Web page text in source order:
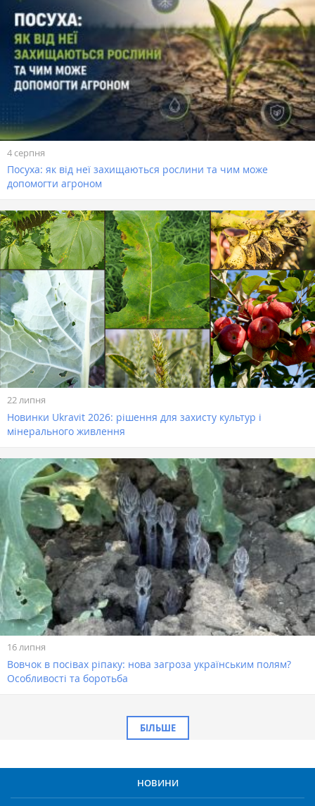
4 серпня
Посуха: як від неї захищаються рослини та чим може
допомогти агроном
22 липня
Новинки Ukravit 2026: рішення для захисту культур і
мінерального живлення
16 липня
Вовчок в посівах ріпаку: нова загроза українським полям?
Особливості та боротьба
БІЛЬШЕ
НОВИНИ